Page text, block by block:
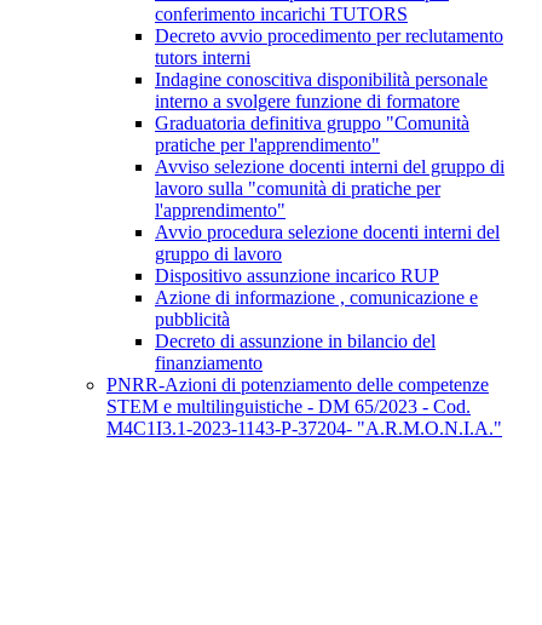
conferimento incarichi TUTORS
Decreto avvio procedimento per reclutamento
tutors interni
Indagine conoscitiva disponibilità personale
interno a svolgere funzione di formatore
Graduatoria definitiva gruppo "Comunità
pratiche per l'apprendimento"
Avviso selezione docenti interni del gruppo di
lavoro sulla "comunità di pratiche per
l'apprendimento"
Avvio procedura selezione docenti interni del
gruppo di lavoro
Dispositivo assunzione incarico RUP
Azione di informazione , comunicazione e
pubblicità
Decreto di assunzione in bilancio del
finanziamento
PNRR-Azioni di potenziamento delle competenze
STEM e multilinguistiche - DM 65/2023 - Cod.
M4C1I3.1-2023-1143-P-37204- "A.R.M.O.N.I.A."